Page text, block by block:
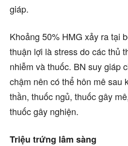
giáp.
Khoảng 50% HMG xảy ra tại
thuận lợi là stress do các thủ
nhiễm và thuốc. BN suy giáp
chậm nên có thể hôn mê sau
thần, thuốc ngủ, thuốc gây
thuốc gây nghiện.
Triệu trứng lâm sàng